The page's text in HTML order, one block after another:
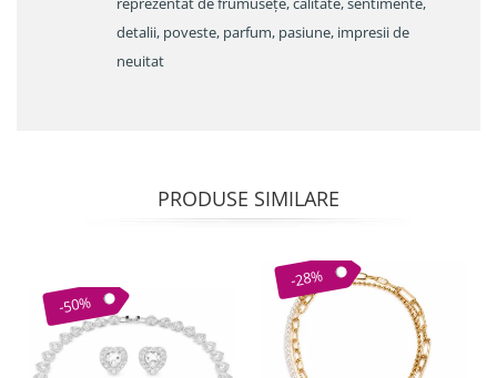
detalii, poveste, parfum, pasiune, impresii de
neuitat
PRODUSE SIMILARE
-50%
-28%